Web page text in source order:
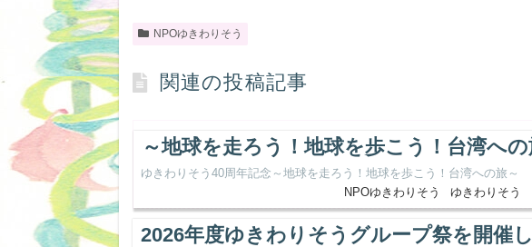
NPOゆきわりそう
関連の投稿記事
～地球を走ろう！地球を歩こう！台湾へ
ゆきわりそう40周年記念～地球を走ろう！地球を歩こう！台湾への旅～
NPOゆきわりそう
ゆきわりそう
2026年度ゆきわりそうグループ祭を開催